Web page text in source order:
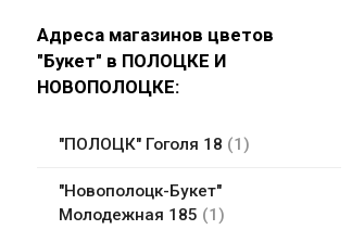
Адреса магазинов цветов
"Букет" в ПОЛОЦКЕ И
НОВОПОЛОЦКЕ:
"ПОЛОЦК" Гоголя 18 1
"Новополоцк-Букет"
Молодежная 185
1